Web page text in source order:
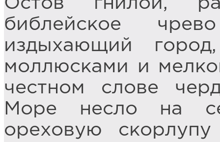
библейское
издыхающий
моллюсками и
честном слове
Море несло на
ореховую